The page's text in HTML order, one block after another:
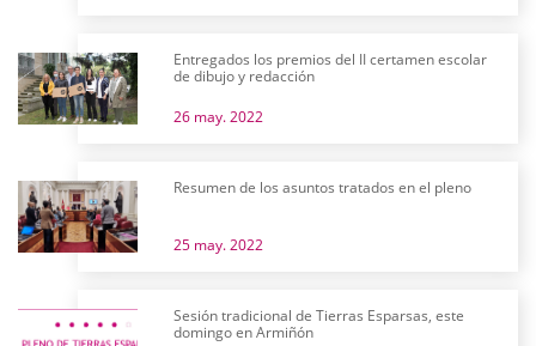
Entregados los premios del II certamen escolar
de dibujo y redacción
26 may. 2022
Resumen de los asuntos tratados en el pleno
25 may. 2022
Sesión tradicional de Tierras Esparsas, este
domingo en Armiñón